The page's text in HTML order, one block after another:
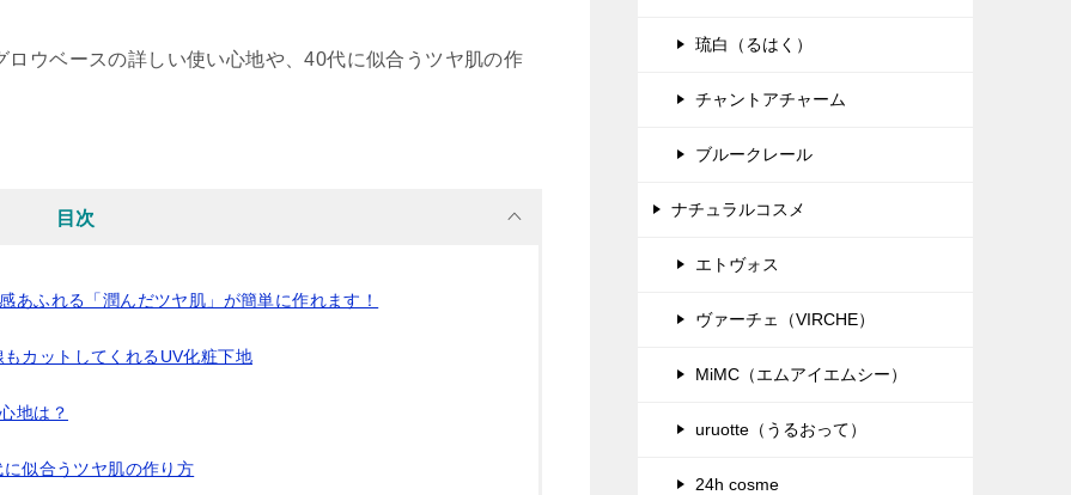
ウベースの詳しい使い心地や、40代に似合うツヤ肌の作
目次
あふれる「潤んだツヤ肌」が簡単に作れます！
カットしてくれるUV化粧下地
地は？
似合うツヤ肌の作り方
琉白（るはく）
チャントアチャーム
ブルークレール
ナチュラルコスメ
エトヴォス
ヴァーチェ（VIRCHE）
MiMC（エムアイエムシー）
uruotte（うるおって）
24h cosme